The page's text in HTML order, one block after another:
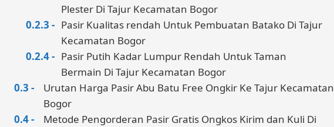
Plester Di Tajur Kecamatan Bogor
Pasir Kualitas rendah Untuk Pembuatan Batako Di Tajur
Kecamatan Bogor
Pasir Putih Kadar Lumpur Rendah Untuk Taman
Bermain Di Tajur Kecamatan Bogor
Urutan Harga Pasir Abu Batu Free Ongkir Ke Tajur Kecamatan
Bogor
Metode Pengorderan Pasir Gratis Ongkos Kirim dan Kuli Di